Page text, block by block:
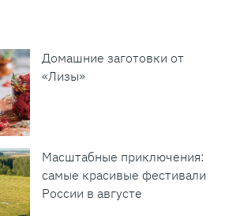
Домашние заготовки от
«Лизы»
Масштабные приключения:
самые красивые фестивали
России в августе